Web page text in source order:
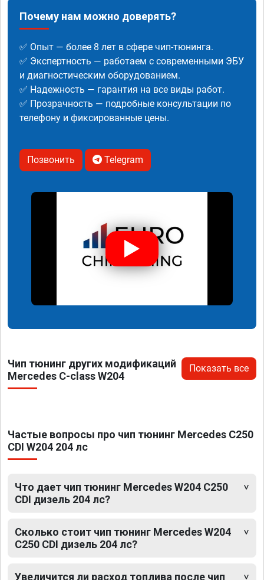
Почему нам можно доверять?
✅ Опыт — более 8 лет в сфере чип-тюнинга.
✅ Экспертность — работаем с современными ЭБУ
и диагностическим оборудованием.
✅ Надежность — гарантия на все виды работ.
✅ Прозрачность — подробные консультации по
телефону и фиксированные цены.
Позвонить Telegram
Чип тюнинг других модификаций
Mercedes C-class W204
Показать все
Частые вопросы про чип тюнинг Mercedes C250
CDI W204 204 лс
Что дает чип тюнинг Mercedes W204 C250
CDI дизель 204 лс?
Сколько стоит чип тюнинг Mercedes W204
C250 CDI дизель 204 лс?
Увеличится ли расход топлива после чип